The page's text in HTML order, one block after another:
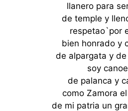
llanero para
de temple y
respetao`por
bien honrado y
de alpargata y
soy
de palanca y
como Zamora
de mi patria un